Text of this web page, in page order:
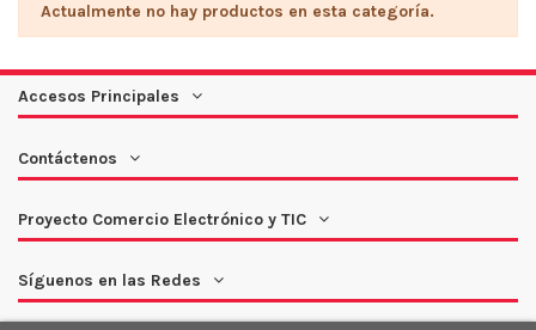
Actualmente no hay productos en esta categoría.
Accesos Principales
Contáctenos
Proyecto Comercio Electrónico y TIC
Síguenos en las Redes